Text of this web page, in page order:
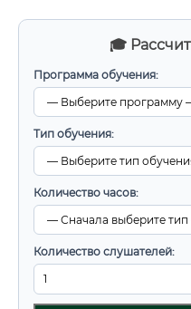
🎓
Программа обучения:
Тип обучения:
Количество часов:
Количество слушателей: